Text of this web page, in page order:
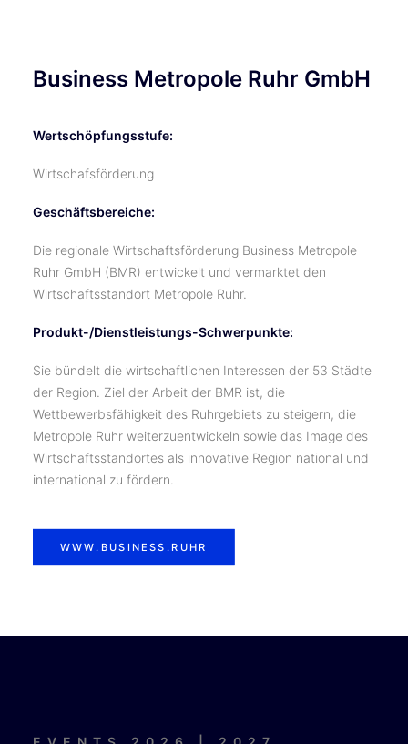
Business Metropole Ruhr GmbH
Wertschöpfungsstufe:
Wirtschafsförderung
Geschäftsbereiche:
Die regionale Wirtschaftsförderung Business Metropole
Ruhr GmbH (BMR) entwickelt und vermarktet den
Wirtschaftsstandort Metropole Ruhr.
Produkt-/Dienstleistungs-Schwerpunkte:
Sie bündelt die wirtschaftlichen Interessen der 53 Städte
der Region. Ziel der Arbeit der BMR ist, die
Wettbewerbsfähigkeit des Ruhrgebiets zu steigern, die
Metropole Ruhr weiterzuentwickeln sowie das Image des
Wirtschaftsstandortes als innovative Region national und
international zu fördern.
WWW.BUSINESS.RUHR